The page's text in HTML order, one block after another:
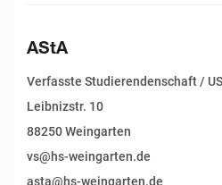
AStA
Verfasste Studierendenschaft /
Leibnizstr. 10
88250 Weingarten
vs@hs-weingarten.de
asta@hs-weingarten.de